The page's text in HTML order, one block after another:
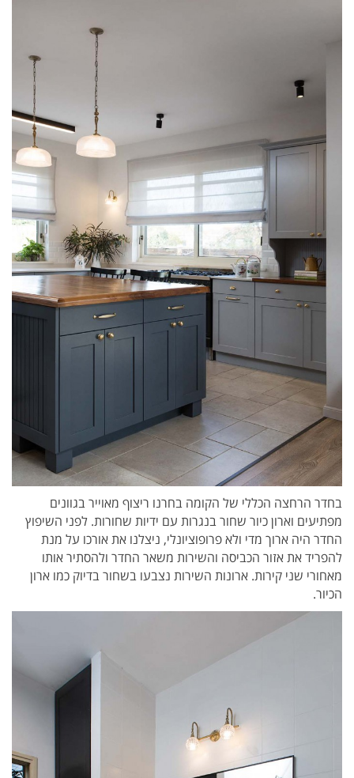
בחדר הרחצה הכללי של הקומה בחרנו ריצוף מאוייר בגוונים
מפתיעים וארון כיור שחור בנגרות עם ידיות שחורות. לפני השיפוץ
החדר היה ארוך מדי ולא פרופוציונלי, ניצלנו את אורכו על מנת
להפריד את אזור הכביסה והשירות משאר החדר ולהסתיר אותו
מאחורי שני קירות. ארונות השירות נצבעו בשחור בדיוק כמו ארון
הכיור.